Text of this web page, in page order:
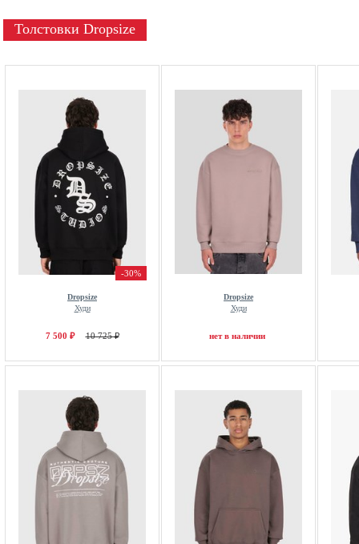
Толстовки Dropsize
-30%
Dropsize
Худи
7 500 ₽ 10 725 ₽
Dropsize
Худи
нет в наличии